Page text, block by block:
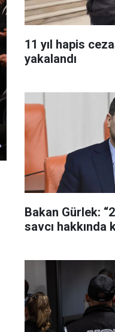
11 yıl hapis
yakalandı
Bakan Gürlek:
savcı hakkında